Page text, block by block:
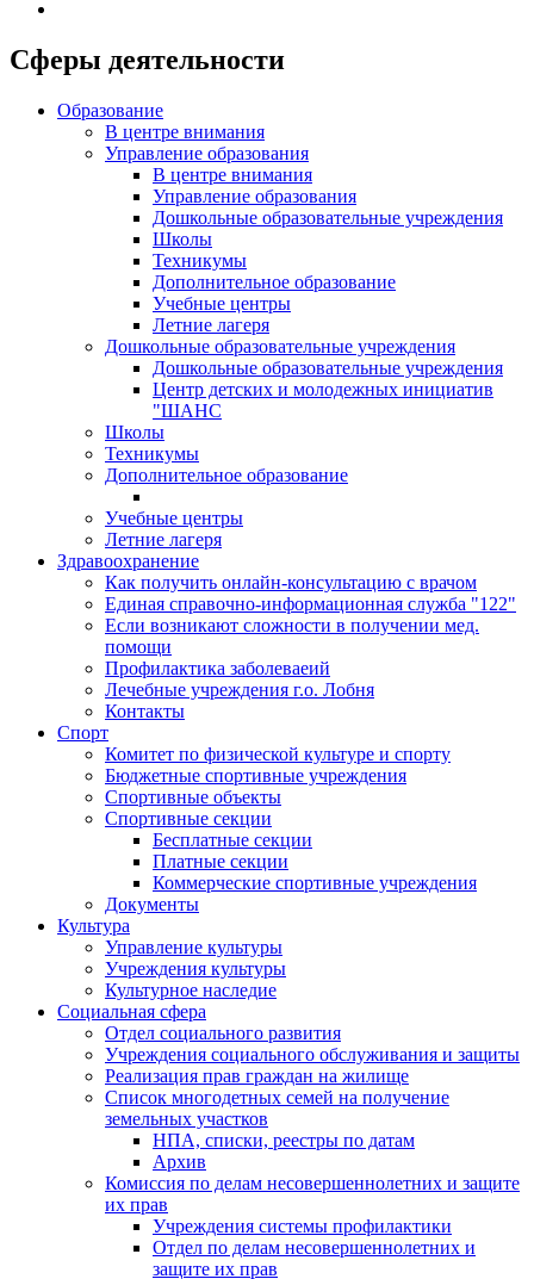
Сферы деятельности
Образование
В центре внимания
Управление образования
В центре внимания
Управление образования
Дошкольные образовательные учреждения
Школы
Техникумы
Дополнительное образование
Учебные центры
Летние лагеря
Дошкольные образовательные учреждения
Дошкольные образовательные учреждения
Центр детских и молодежных инициатив
"ШАНС
Школы
Техникумы
Дополнительное образование
Учебные центры
Летние лагеря
Здравоохранение
Как получить онлайн-консультацию с врачом
Единая справочно-информационная служба "122"
Если возникают сложности в получении мед.
помощи
Профилактика заболеваеий
Лечебные учреждения г.о. Лобня
Контакты
Спорт
Комитет по физической культуре и спорту
Бюджетные спортивные учреждения
Спортивные объекты
Спортивные секции
Бесплатные секции
Платные секции
Коммерческие спортивные учреждения
Документы
Культура
Управление культуры
Учреждения культуры
Культурное наследие
Социальная сфера
Отдел социального развития
Учреждения социального обслуживания и защиты
Реализация прав граждан на жилище
Список многодетных семей на получение
земельных участков
НПА, списки, реестры по датам
Архив
Комиссия по делам несовершеннолетних и защите
их прав
Учреждения системы профилактики
Отдел по делам несовершеннолетних и
защите их прав